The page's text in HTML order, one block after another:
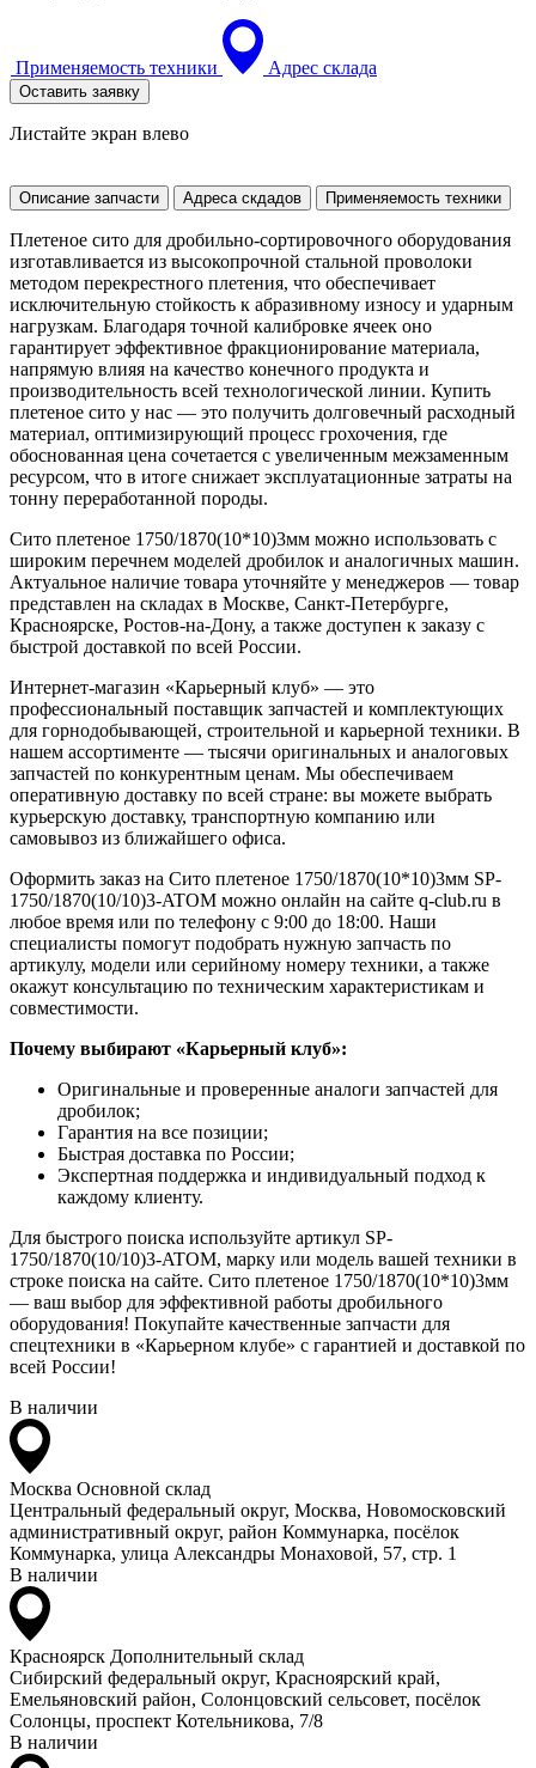
Применяемость техники Адрес склада
Оставить заявку
Листайте экран влево
Описание запчасти Адреса скдадов Применяемость техники
Плетеное сито для дробильно-сортировочного оборудования
изготавливается из высокопрочной стальной проволоки
методом перекрестного плетения, что обеспечивает
исключительную стойкость к абразивному износу и ударным
нагрузкам. Благодаря точной калибровке ячеек оно
гарантирует эффективное фракционирование материала,
напрямую влияя на качество конечного продукта и
производительность всей технологической линии. Купить
плетеное сито у нас — это получить долговечный расходный
материал, оптимизирующий процесс грохочения, где
обоснованная цена сочетается с увеличенным межзаменным
ресурсом, что в итоге снижает эксплуатационные затраты на
тонну переработанной породы.
Сито плетеное 1750/1870(10*10)3мм можно использовать с
широким перечнем моделей дробилок и аналогичных машин.
Актуальное наличие товара уточняйте у менеджеров — товар
представлен на складах в Москве, Санкт-Петербурге,
Красноярске, Ростов-на-Дону, а также доступен к заказу с
быстрой доставкой по всей России.
Интернет-магазин «Карьерный клуб» — это
профессиональный поставщик запчастей и комплектующих
для горнодобывающей, строительной и карьерной техники. В
нашем ассортименте — тысячи оригинальных и аналоговых
запчастей по конкурентным ценам. Мы обеспечиваем
оперативную доставку по всей стране: вы можете выбрать
курьерскую доставку, транспортную компанию или
самовывоз из ближайшего офиса.
Оформить заказ на Сито плетеное 1750/1870(10*10)3мм SP-
1750/1870(10/10)3-ATOM можно онлайн на сайте q-club.ru в
любое время или по телефону с 9:00 до 18:00. Наши
специалисты помогут подобрать нужную запчасть по
артикулу, модели или серийному номеру техники, а также
окажут консультацию по техническим характеристикам и
совместимости.
Почему выбирают «Карьерный клуб»:
Оригинальные и проверенные аналоги запчастей для
дробилок;
Гарантия на все позиции;
Быстрая доставка по России;
Экспертная поддержка и индивидуальный подход к
каждому клиенту.
Для быстрого поиска используйте артикул SP-
1750/1870(10/10)3-ATOM, марку или модель вашей техники в
строке поиска на сайте. Сито плетеное 1750/1870(10*10)3мм
— ваш выбор для эффективной работы дробильного
оборудования! Покупайте качественные запчасти для
спецтехники в «Карьерном клубе» с гарантией и доставкой по
всей России!
В наличии
Москва Основной склад
Центральный федеральный округ, Москва, Новомосковский
административный округ, район Коммунарка, посёлок
Коммунарка, улица Александры Монаховой, 57, стр. 1
В наличии
Красноярск Дополнительный склад
Сибирский федеральный округ, Красноярский край,
Емельяновский район, Солонцовский сельсовет, посёлок
Солонцы, проспект Котельникова, 7/8
В наличии